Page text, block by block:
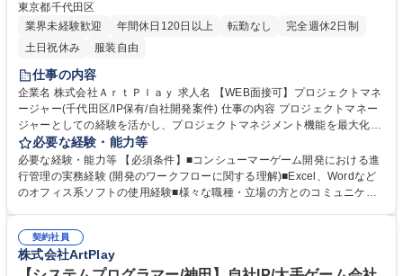
東京都千代田区
業界未経験歓迎
年間休日120日以上 転勤なし
完全週休2日制
土日祝休み
服装自由
仕事の内容
企業名 株式会社ＡｒｔＰｌａｙ 求人名 【WEB面接可】プロジェクトマネ
ージャー(千代田区/IP保有/自社開発案件) 仕事の内容 プロジェクトマネー
ジャーとしての経験を活かし、プロジェクトマネジメント機能を最大化す
るための取り組みを行って頂きます。 ≪具体的な業務≫ ・ゲーム開発に
おける予算/進行管理の責任者として、開発計画を確実に達成する ・関係
各社、関係部署との折衝業務・制作スケジュール管理 ・プロジェクト内の
人員・環境構築・プロジェクト進行上の課題予防/発見/対処・経営層への
必要な経験・能力等
必要な経験・能力等 【必須条件】■コンシューマーゲーム開発における進
行管理の実務経験 (開発のワークフローに関する理解)■Excel、Wordなど
のオフィス系ソフトの使用経験■様々な職種・立場の方とのコミュニケー
開発技法に関する経験や知識■プロジェクトマネジメントとそのツールに
関する知識 ■ソフトウェア開発支援ツールに関する知識 ■各種プラットフ
ォームに関する知識 ■外部開発会社との渉外業務経験 ■プログラム知識 ■
契約社員
株式会社ArtPlay